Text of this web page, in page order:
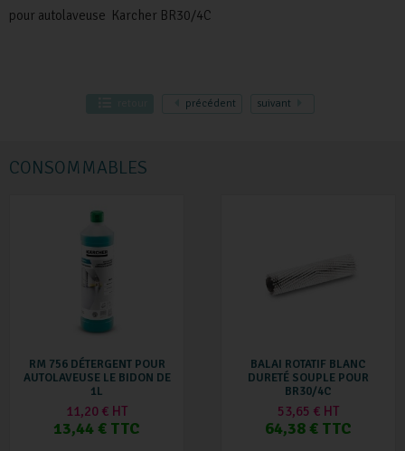
pour autolaveuse Karcher BR30/4C
précédent suivant
CONSOMMABLES
RM 756 DÉTERGENT POUR
AUTOLAVEUSE LE BIDON DE
1L
11,20 € HT
13,44 € TTC
BALAI ROTATIF BLANC
DURETÉ SOUPLE POUR
BR30/4C
53,65 € HT
64,38 € TTC